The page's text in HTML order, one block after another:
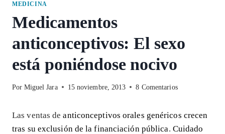
MEDICINA
Medicamentos
anticonceptivos: El sexo
está poniéndose nocivo
Por Miguel Jara 15 noviembre, 2013 8 Comentarios
Las ventas deanticonceptivos orales genéricos crecen
tras su exclusión de la financiación pública. Cuidado